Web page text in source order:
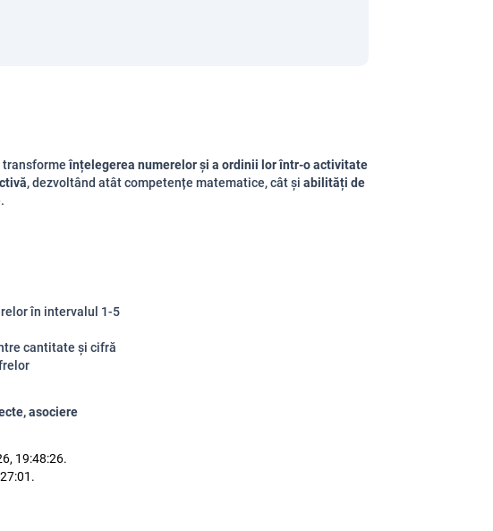
transformeînțelegerea numerelor și a ordinii lor într-o activitate
, dezvoltând atât competențe matematice, cât și abilități de
.
în intervalul 1-5
cantitate și cifră
asociere
19:48:26.